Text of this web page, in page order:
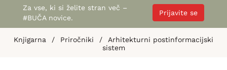
Za vse, ki si želite stran več –
#BUČA novice.
Prijavite se
Knjigarna / Priročniki /
Arhitekturni postinformacijski
sistem